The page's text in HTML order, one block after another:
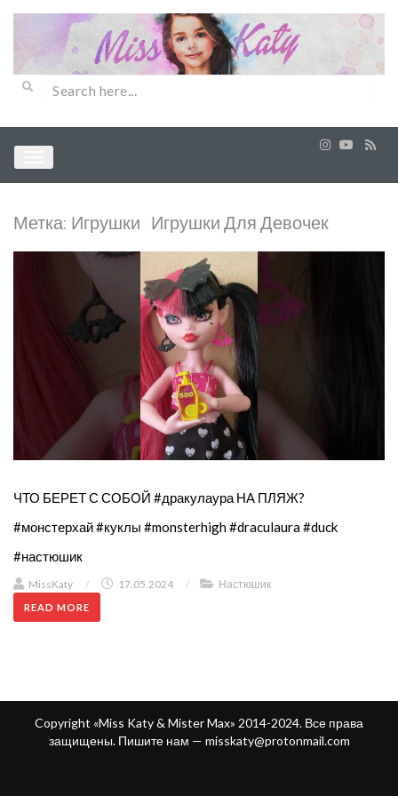
Метка: Игрушки Игрушки Для Девочек
ЧТО БЕРЕТ С СОБОЙ #дракулаура НА ПЛЯЖ?
#монстерхай #куклы #monsterhigh #draculaura #duck
#настюшик
MissKaty / 17.05.2024 / Настюшик
READ MORE
Copyright «Miss Katy & Mister Max» 2014-2024. Все права
защищены. Пишите нам — misskaty@protonmail.com